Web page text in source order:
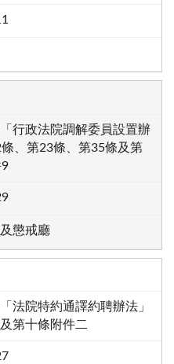
行政法院調解委員設置辦
、第23條、第35條及第
懲戒廳
法院特約通譯約聘辦法」
第十條附件二